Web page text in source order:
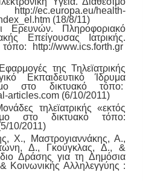
ec.europa.eu/health-
(18/8/11)
Ερευνών. Πληροφοριακό
Επείγουσας Ιατρικής.
http://www.ics.forth.gr
της Τηλεϊατρικής
Εκπαιδευτικό Ίδρυμα
στο δικτυακό τόπο:
articles.com (6/10/2011)
τηλεϊατρικής «εκτός
στο δικτυακό τόπο:
10/2011)
Χ., Μαστρογιαννάκης, Α.,
Δ., Γκούγκλας, Δ., &
Δράσης για τη Δημόσια
Κοινωνικής Αλληλεγγύης :